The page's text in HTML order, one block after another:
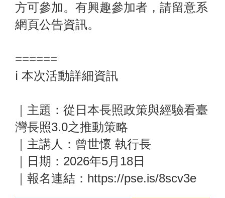
方可參加。有興趣參加者，請留意系
網頁公告資訊。
======
ℹ️ 本次活動詳細資訊
｜主題：從日本長照政策與經驗看臺
灣長照3.0之推動策略
｜主講人：曾世懷 執行長
｜日期：2026年5月18日
｜報名連結：https://pse.is/8scv3e